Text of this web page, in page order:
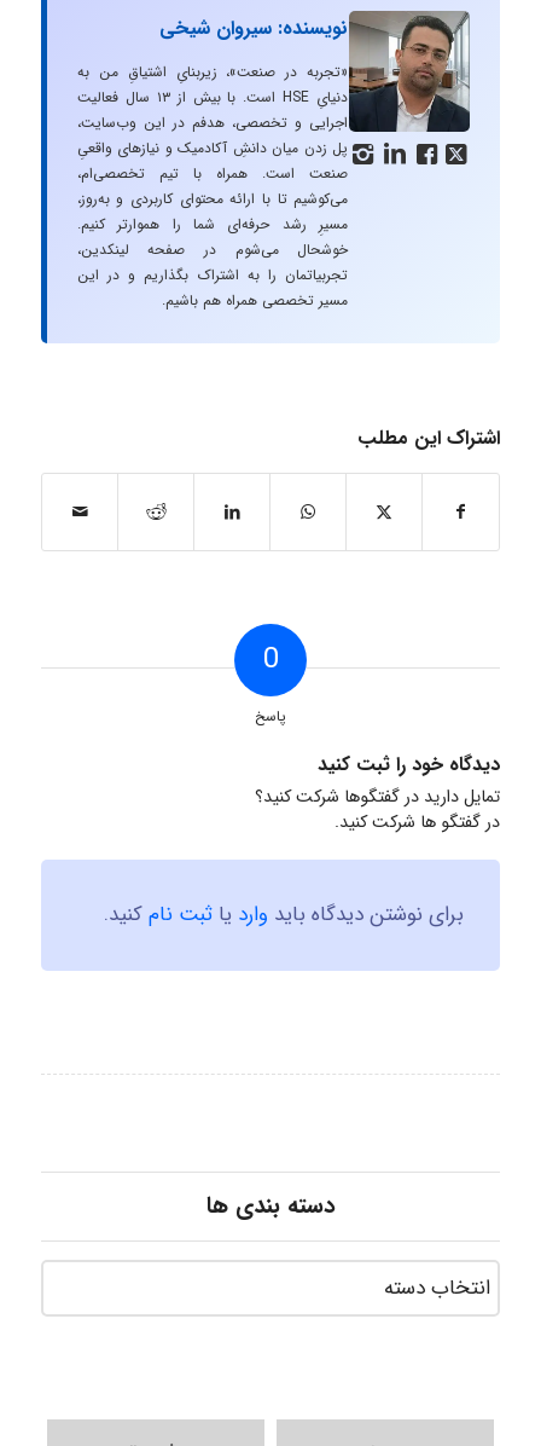
   
نویسنده: سیروان شیخی
«تجربه در صنعت»، زیربنایِ اشتیاقِ من به
دنیایِ HSE است. با بیش از ۱۳ سال فعالیت
اجرایی و تخصصی، هدفم در این وب‌سایت،
پل زدن میان دانشِ آکادمیک و نیازهای واقعیِ
صنعت است. همراه با تیم تخصصی‌ام،
می‌کوشیم تا با ارائه محتوای کاربردی و به‌روز،
مسیرِ رشد حرفه‌ای شما را هموارتر کنیم.
خوشحال می‌شوم در صفحه لینکدین،
تجربیاتمان را به اشتراک بگذاریم و در این
مسیر تخصصی همراه هم باشیم.
اشتراک این مطلب
0
پاسخ
دیدگاه خود را ثبت کنید
تمایل دارید در گفتگوها شرکت کنید؟
در گفتگو ها شرکت کنید.
برای نوشتن دیدگاه باید وارد یا ثبت نامکنید.
دسته بندی ها